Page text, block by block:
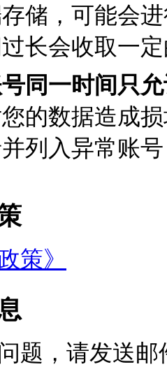
储，可能会
长会收取一
同一时间只
的数据造成
列入异常账
策》
题，请发送邮